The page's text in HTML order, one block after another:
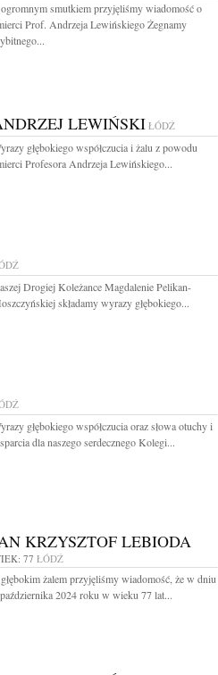
smutkiem przyjęliśmy wiadomość o
Prof. Andrzeja Lewińskiego Żegnamy
LEWIŃSKIŁÓDŹ
głębokiego współczucia i żalu z powodu
Profesora Andrzeja Lewińskiego...
Drogiej Koleżance Magdalenie Pelikan-
składamy wyrazy głębokiego...
głębokiego współczucia oraz słowa otuchy i
dla naszego serdecznego Kolegi...
KRZYSZTOF LEBIODA
77 ŁÓDŹ
żalem przyjęliśmy wiadomość, że w dniu
2024 roku w wieku 77 lat...